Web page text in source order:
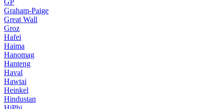
Graham-Paige
Great Wall
Groz
Hafei
Haima
Hanomag
Hanteng
Haval
Hawtai
Heinkel
Hindustan